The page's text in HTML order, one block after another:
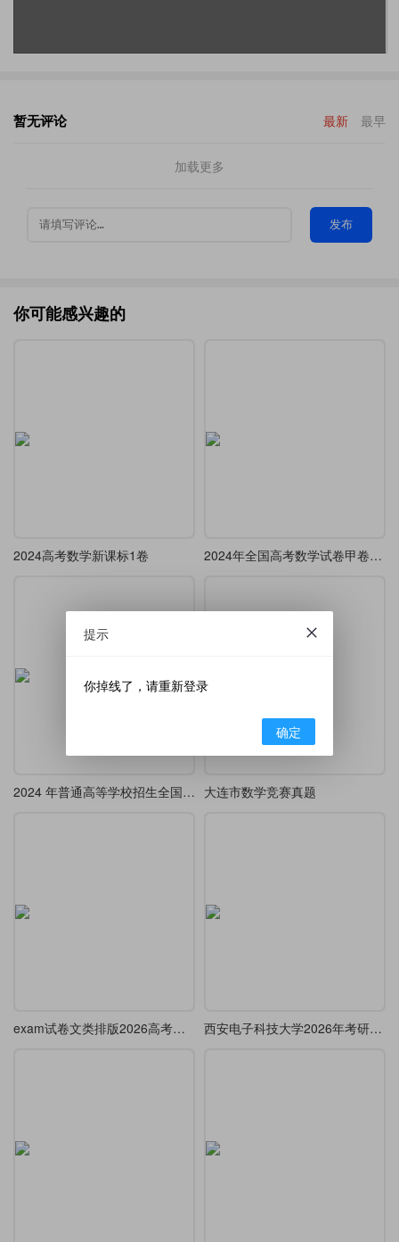
暂无评论 最新 最早
加载更多
发布
你可能感兴趣的
2024高考数学新课标1卷 2024年全国高考数学试卷甲卷文科
2024 年普通高等学校招生全国统一考试(全国甲卷) 大连市数学竞赛真题
exam试卷文类排版2026高考数学试卷(卷1)A4-A3 西安电子科技大学2026年考研高等代数
提示
你掉线了，请重新登录
确定